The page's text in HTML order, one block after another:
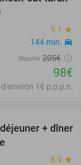
9.1 star
144 min. directions_car
Régulier 205€
98€
1€ p.p.p.n.
28%
+ dîner
8.9 star